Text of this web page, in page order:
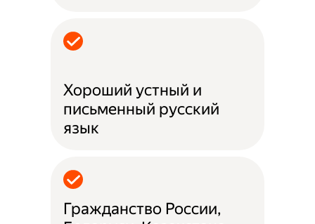
Хороший устный и
письменный русский
язык
Гражданство России,